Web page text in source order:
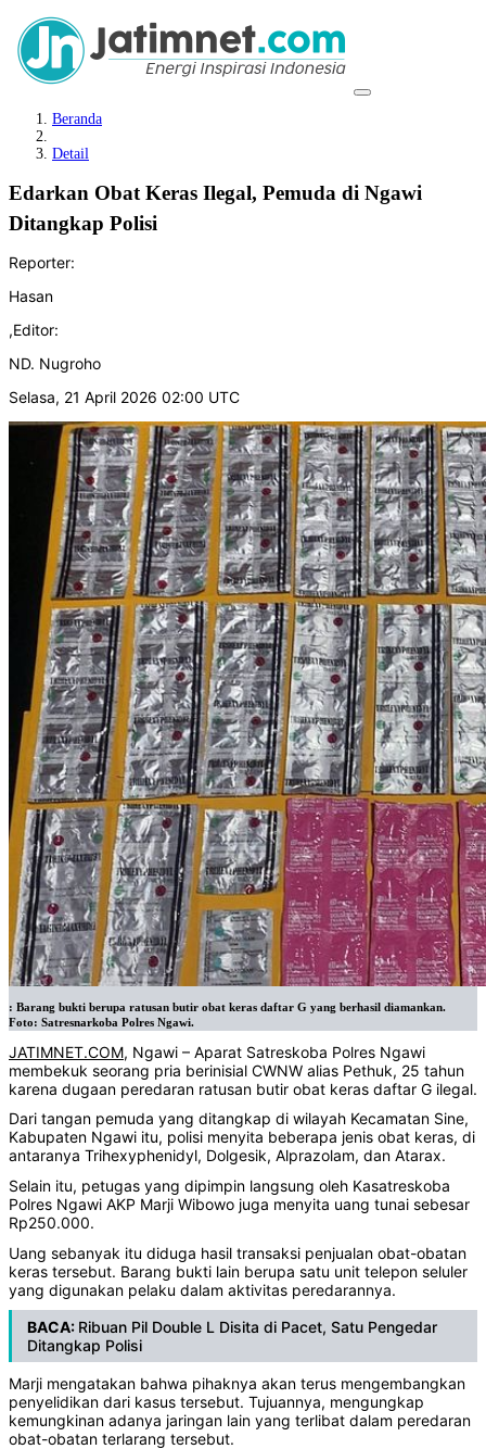
Beranda
Detail
Edarkan Obat Keras Ilegal, Pemuda di Ngawi
Ditangkap Polisi
Reporter:
Hasan
,Editor:
ND. Nugroho
Selasa, 21 April 2026 02:00 UTC
: Barang bukti berupa ratusan butir obat keras daftar G yang berhasil diamankan.
Foto: Satresnarkoba Polres Ngawi.
JATIMNET.COM, Ngawi – Aparat Satreskoba Polres Ngawi
membekuk seorang pria berinisial CWNW alias Pethuk, 25 tahun
karena dugaan peredaran ratusan butir obat keras daftar G ilegal.
Dari tangan pemuda yang ditangkap di wilayah Kecamatan Sine,
Kabupaten Ngawi itu, polisi menyita beberapa jenis obat keras, di
antaranya Trihexyphenidyl, Dolgesik, Alprazolam, dan Atarax.
Selain itu, petugas yang dipimpin langsung oleh Kasatreskoba
Polres Ngawi AKP Marji Wibowo juga menyita uang tunai sebesar
Rp250.000.
Uang sebanyak itu diduga hasil transaksi penjualan obat-obatan
keras tersebut. Barang bukti lain berupa satu unit telepon seluler
yang digunakan pelaku dalam aktivitas peredarannya.
BACA: Ribuan Pil Double L Disita di Pacet, Satu Pengedar
Ditangkap Polisi
Marji mengatakan bahwa pihaknya akan terus mengembangkan
penyelidikan dari kasus tersebut. Tujuannya, mengungkap
kemungkinan adanya jaringan lain yang terlibat dalam peredaran
obat-obatan terlarang tersebut.